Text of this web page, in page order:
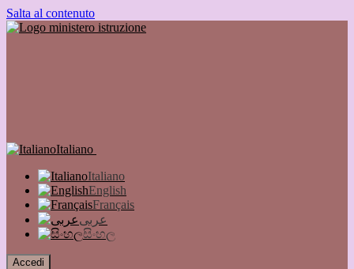
Salta al contenuto
Italiano
Italiano
English
Français
عربى
සිංහල
Accedi